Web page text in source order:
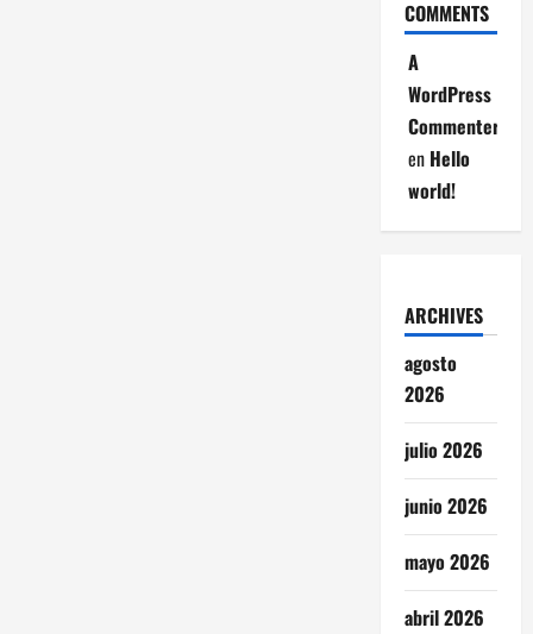
COMMENTS
A
WordPress
Commenter
en Hello
world!
ARCHIVES
agosto
2026
julio 2026
junio 2026
mayo 2026
abril 2026